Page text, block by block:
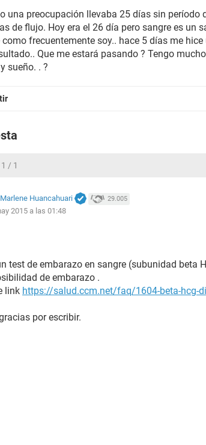
una preocupación llevaba 25 días sin período
de flujo. Hoy era el 26 día pero sangre es un
frecuentemente soy.. hace 5 días me
Que me estará pasando ? Tengo
sueño. . ?
1 / 1
Huancahuari 29.005
2015 a las 01:48
test de embarazo en sangre (subunidad beta
de embarazo .
link https://salud.ccm.net/faq/1604-beta-hcg-
por escribir.